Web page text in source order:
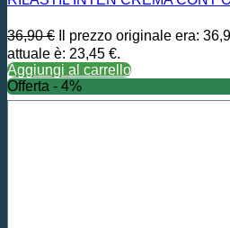
36,90€ Il prezzo originale era:
attuale è: 23,45 €.
Aggiungi al carrello
Offerta - 4%